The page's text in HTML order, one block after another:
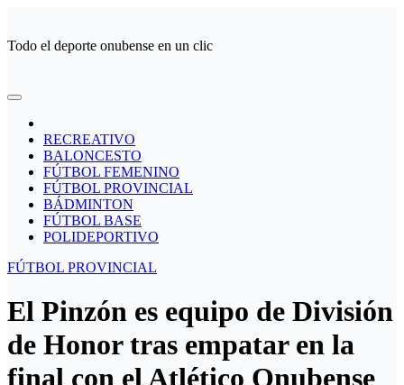
contenido
Todo el deporte onubense en un clic
RECREATIVO
BALONCESTO
FÚTBOL FEMENINO
FÚTBOL PROVINCIAL
BÁDMINTON
FÚTBOL BASE
POLIDEPORTIVO
FÚTBOL PROVINCIAL
El Pinzón es equipo de División
de Honor tras empatar en la
final con el Atlético Onubense